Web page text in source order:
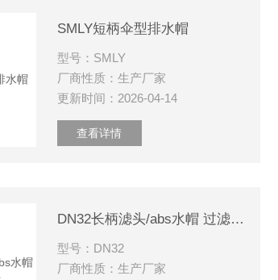
SMLY短柄伞型排水帽
型号：SMLY
厂商性质：生产厂家
更新时间：2026-04-14
查看详情
DN32长柄滤头/abs水帽 过滤设备配件
型号：DN32
厂商性质：生产厂家